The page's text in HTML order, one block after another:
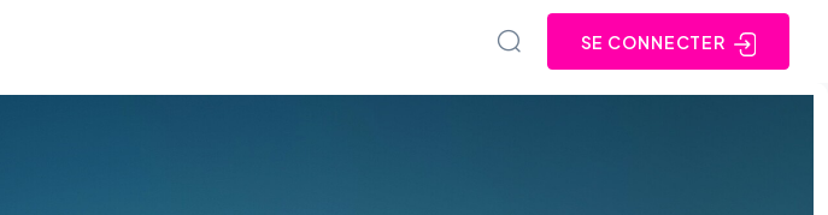
SE CONNECTER